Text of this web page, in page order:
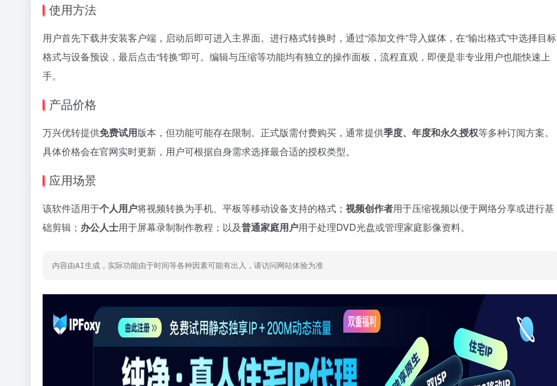
使用方法
用户首先下载并安装客户端，启动后即可进入主界面。进行格式转换时，通过“添加文件”导入媒体，在“输出格式”中选择目标
格式与设备预设，最后点击“转换”即可。编辑与压缩等功能均有独立的操作面板，流程直观，即便是非专业用户也能快速上
手。
产品价格
万兴优转提供免费试用版本，但功能可能存在限制。正式版需付费购买，通常提供季度、年度和永久授权等多种订阅方案。
具体价格会在官网实时更新，用户可根据自身需求选择最合适的授权类型。
应用场景
该软件适用于个人用户将视频转换为手机、平板等移动设备支持的格式； 视频创作者用于压缩视频以便于网络分享或进行基
础剪辑； 办公人士用于屏幕录制制作教程；以及普通家庭用户用于处理DVD光盘或管理家庭影像资料。
内容由AI生成，实际功能由于时间等各种因素可能有出入，请访问网站体验为准